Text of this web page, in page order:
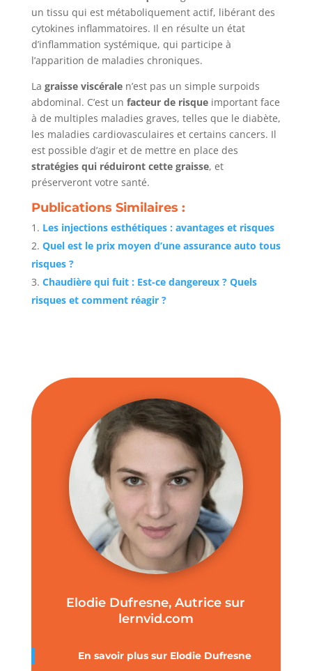
un tissu qui est métaboliquement actif, libérant des
cytokines inflammatoires. Il en résulte un état
d’inflammation systémique, qui participe à
l’apparition de maladies chroniques.
La graisse viscéralen’est pas un simple surpoids
abdominal. C’est un facteur de risqueimportant face
à de multiples maladies graves, telles que le diabète,
les maladies cardiovasculaires et certains cancers. Il
est possible d’agir et de mettre en place des
stratégies qui réduiront cette graisse, et
préserveront votre santé.
Publications Similaires :
Les injections esthétiques : avantages et risques
Quel est le prix moyen d’une assurance auto tous
risques ?
Chaudière qui fuit : Est-ce dangereux ? Quels
risques et comment réagir ?
Elodie Dufresne, Autrice sur
lernvid.com
En savoir plus sur Elodie Dufresne